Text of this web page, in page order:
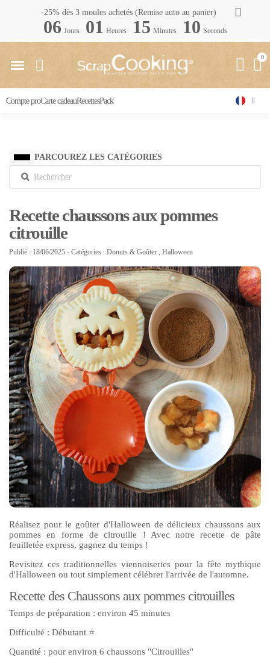
-25% dès 3 moules achetés (Remise auto au panier)
06 Jours 01 Heures 15 Minutes 09 Seconds
Compte proCarte cadeauRecettesPack
PARCOUREZ LES CATÉGORIES
Recette chaussons aux pommes
citrouille
Publié : 18/06/2025 - Catégories : Donuts & Goûter Halloween
Réalisez pour le goûter d'Halloween de délicieux chaussons aux
pommes en forme de citrouille ! Avec notre recette de pâte
feuilletée express, gagnez du temps !
Revisitez ces traditionnelles viennoiseries pour la fête mythique
d'Halloween ou tout simplement célébrer l'arrivée de l'automne.
Recette des Chaussons aux pommes citrouilles
Temps de préparation : environ 45 minutes
Difficulté : Débutant ⭐
Quantité : pour environ 6 chaussons "Citrouilles"